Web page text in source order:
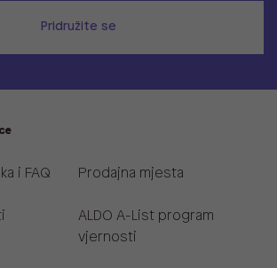
Pridružite se
i FAQ Prodajna mjesta
ALDO A-List program
vjernosti